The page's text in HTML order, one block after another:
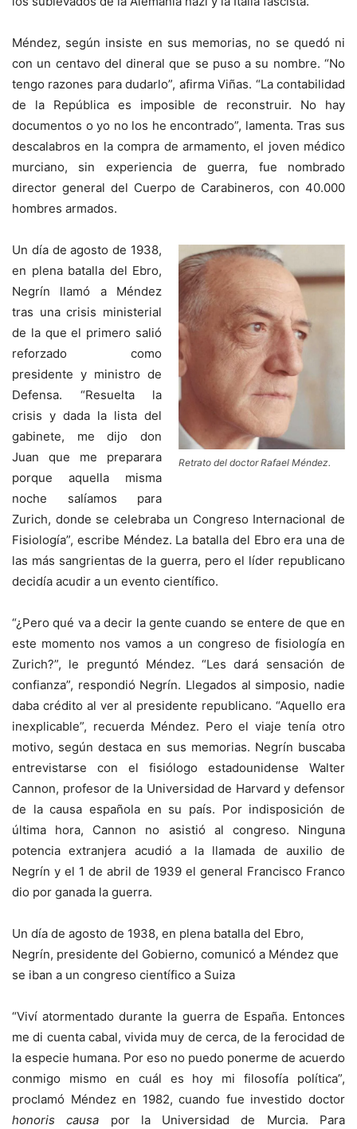
Méndez, según insiste en sus memorias, no se quedó ni
con un centavo del dineral que se puso a su nombre. “No
tengo razones para dudarlo”, afirma Viñas. “La contabilidad
de la República es imposible de reconstruir. No hay
documentos o yo no los he encontrado”, lamenta. Tras sus
descalabros en la compra de armamento, el joven médico
murciano, sin experiencia de guerra, fue nombrado
director general del Cuerpo de Carabineros, con 40.000
hombres armados.
Retrato del doctor Rafael Méndez.
Un día de agosto de 1938,
en plena batalla del Ebro,
Negrín llamó a Méndez
tras una crisis ministerial
de la que el primero salió
reforzado como
presidente y ministro de
Defensa. “Resuelta la
crisis y dada la lista del
gabinete, me dijo don
Juan que me preparara
porque aquella misma
noche salíamos para
Zurich, donde se celebraba un Congreso Internacional de
Fisiología”, escribe Méndez. La batalla del Ebro era una de
las más sangrientas de la guerra, pero el líder republicano
decidía acudir a un evento científico.
“¿Pero qué va a decir la gente cuando se entere de que en
este momento nos vamos a un congreso de fisiología en
Zurich?”, le preguntó Méndez. “Les dará sensación de
confianza”, respondió Negrín. Llegados al simposio, nadie
daba crédito al ver al presidente republicano. “Aquello era
inexplicable”, recuerda Méndez. Pero el viaje tenía otro
motivo, según destaca en sus memorias. Negrín buscaba
entrevistarse con el fisiólogo estadounidense Walter
Cannon, profesor de la Universidad de Harvard y defensor
de la causa española en su país. Por indisposición de
última hora, Cannon no asistió al congreso. Ninguna
potencia extranjera acudió a la llamada de auxilio de
Negrín y el 1 de abril de 1939 el general Francisco Franco
dio por ganada la guerra.
Un día de agosto de 1938, en plena batalla del Ebro,
Negrín, presidente del Gobierno, comunicó a Méndez que
se iban a un congreso científico a Suiza
“Viví atormentado durante la guerra de España. Entonces
me di cuenta cabal, vivida muy de cerca, de la ferocidad de
la especie humana. Por eso no puedo ponerme de acuerdo
conmigo mismo en cuál es hoy mi filosofía política”,
proclamó Méndez en 1982, cuando fue investido doctor
honoris causa por la Universidad de Murcia. Para